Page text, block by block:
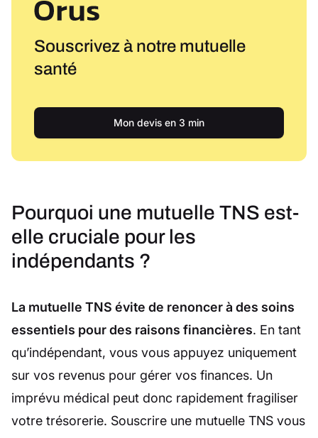
Souscrivez à notre mutuelle
santé
Mon devis en 3 min
Pourquoi une mutuelle TNS est-
elle cruciale pour les
indépendants ?
La mutuelle TNS évite de renoncer à des soins
essentiels pour des raisons financières. En tant
qu’indépendant, vous vous appuyez uniquement
sur vos revenus pour gérer vos finances. Un
imprévu médical peut donc rapidement fragiliser
votre trésorerie. Souscrire une mutuelle TNS vous